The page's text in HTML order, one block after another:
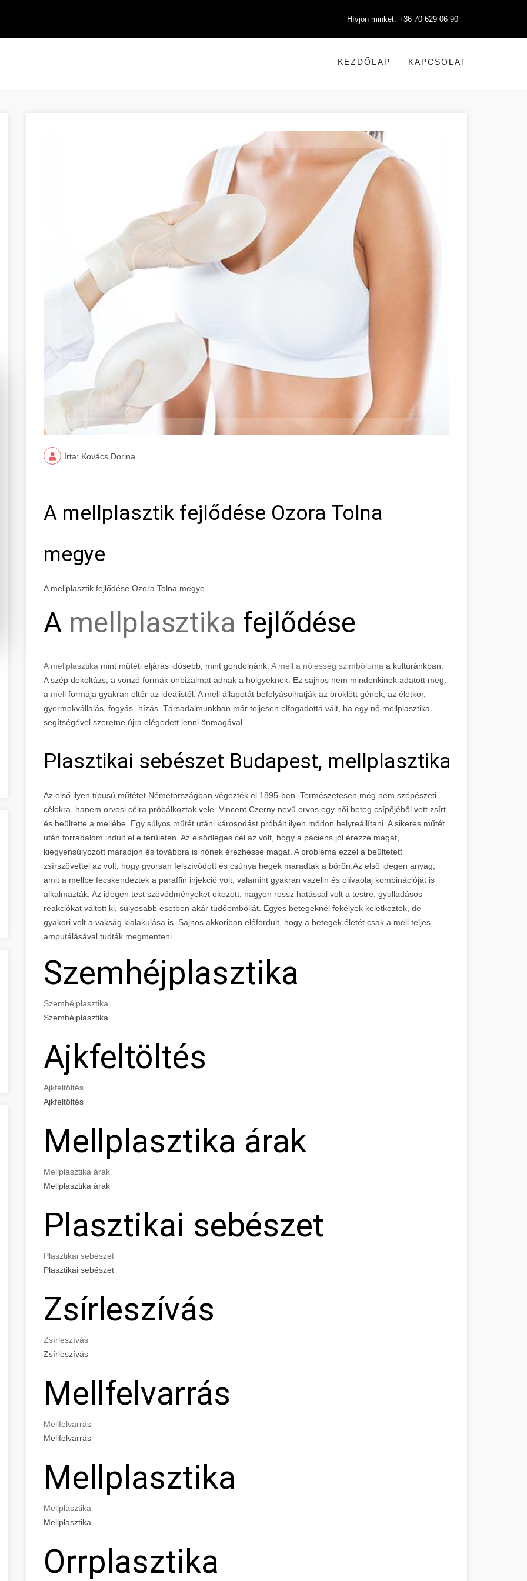
Hívjon minket: +36 70 629 06 90
KEZDŐLAP KAPCSOLAT
Írta: Kovács Dorina
A mellplasztik fejlődése Ozora Tolna
megye
A mellplasztik fejlődése Ozora Tolna megye
A mellplasztika fejlődése
A mellplasztika mint műtéti eljárás idősebb, mint gondolnánk. A mell a nőiesség szimbóluma a kultúránkban.
A szép dekoltázs, a vonzó formák önbizalmat adnak a hölgyeknek. Ez sajnos nem mindenkinek adatott meg,
a mell formája gyakran eltér az ideálistól. A mell állapotát befolyásolhatják az öröklött gének, az életkor,
gyermekvállalás, fogyás- hízás. Társadalmunkban már teljesen elfogadottá vált, ha egy nő mellplasztika
segítségével szeretne újra elégedett lenni önmagával.
Plasztikai sebészet Budapest, mellplasztika árak,
Az első ilyen típusú műtétet Németországban végezték el 1895-ben. Természetesen még nem szépészeti
célokra, hanem orvosi célra próbálkoztak vele. Vincent Czerny nevű orvos egy női beteg csípőjéből vett zsírt
és beültette a mellébe. Egy súlyos műtét utáni károsodást próbált ilyen módon helyreállítani. A sikeres műtét
után forradalom indult el e területen. Az elsődleges cél az volt, hogy a páciens jól érezze magát,
kiegyensúlyozott maradjon és továbbra is nőnek érezhesse magát. A probléma ezzel a beültetett
zsírszövettel az volt, hogy gyorsan felszívódott és csúnya hegek maradtak a bőrön.Az első idegen anyag,
amit a mellbe fecskendeztek a paraffin injekció volt, valamint gyakran vazelin és olívaolaj kombinációját is
alkalmazták. Az idegen test szövődményeket okozott, nagyon rossz hatással volt a testre, gyulladásos
reakciókat váltott ki, súlyosabb esetben akár tüdőembóliát. Egyes betegeknél fekélyek keletkeztek, de
gyakori volt a vakság kialakulása is. Sajnos akkoriban előfordult, hogy a betegek életét csak a mell teljes
amputálásával tudták megmenteni.
Szemhéjplasztika
Szemhéjplasztika
Szemhéjplasztika
Ajkfeltöltés
Ajkfeltöltés
Ajkfeltöltés
Mellplasztika árak
Mellplasztika árak
Mellplasztika árak
Plasztikai sebészet
Plasztikai sebészet
Plasztikai sebészet
Zsírleszívás
Zsírleszívás
Zsírleszívás
Mellfelvarrás
Mellfelvarrás
Mellfelvarrás
Mellplasztika
Mellplasztika
Mellplasztika
Orrplasztika